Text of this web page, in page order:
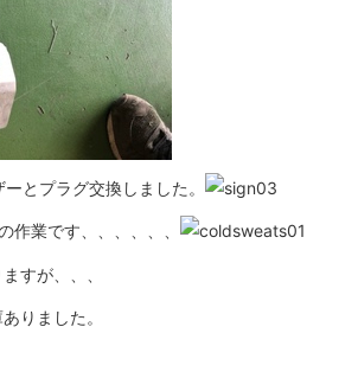
プラグ交換しました。
業です、、、、、、
すが、、、
りました。